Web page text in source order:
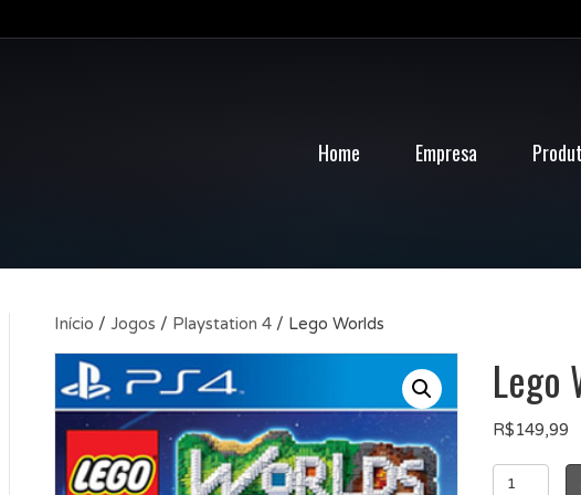
Home Empresa
Início / Jogos / Playstation 4 / Lego Worlds
Lego
R$149,99
Lego